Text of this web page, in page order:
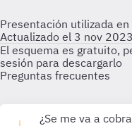
Presentación utilizada
Actualizado el 3 nov 2023
El esquema es gratuito,
sesión para descargarlo
Preguntas frecuentes
¿Se me va a